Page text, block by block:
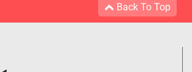
Back To Top